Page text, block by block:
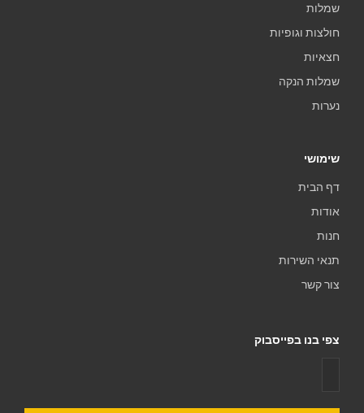
שמלות
חולצות וגופיות
חצאיות
שמלות הנקה
נערות
שימושי
דף הבית
אודות
חנות
תנאי השירות
צור קשר
צפי בנו בפייסבוק